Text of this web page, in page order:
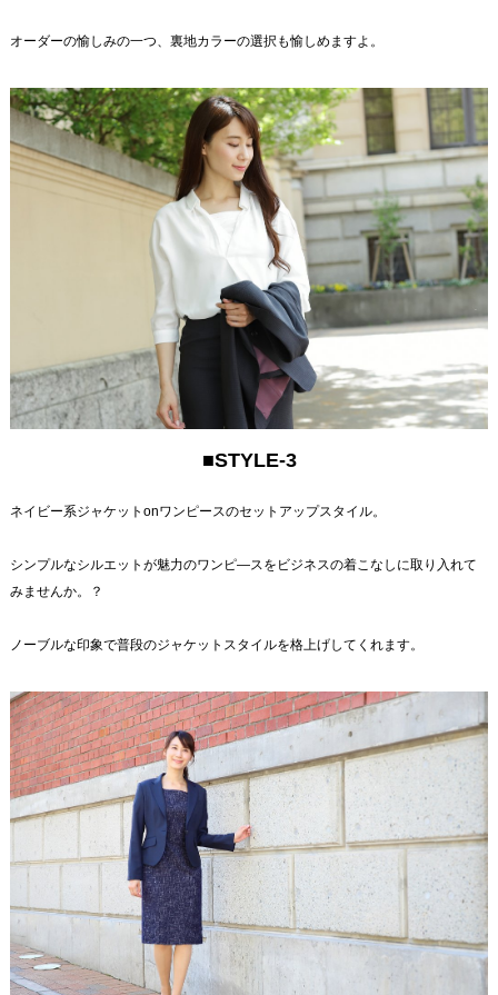
オーダーの愉しみの一つ、裏地カラーの選択も愉しめますよ。
■STYLE-3
ネイビー系ジャケットonワンピースのセットアップスタイル。
シンプルなシルエットが魅力のワンピ―スをビジネスの着こなしに取り入れて
みませんか。？
ノーブルな印象で普段のジャケットスタイルを格上げしてくれます。